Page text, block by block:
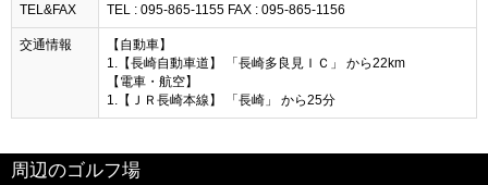
TEL&FAX TEL : 095-865-1155 FAX : 095-865-1156
交通情報
【自動車】
1.【長崎自動車道】 「長崎多良見ＩＣ」 から22km
【電車・航空】
1.【ＪＲ長崎本線】 「長崎」 から25分
周辺のゴルフ場